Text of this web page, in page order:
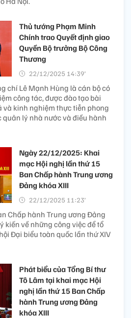
Thủ tướng Phạm Minh
Chính trao Quyết định giao
Quyền Bộ trưởng Bộ Công
Thương
22/12/2025 14:39’
chí Lê Mạnh Hùng là cán bộ có
công tác, được đào tạo bài
và kinh nghiệm thực tiễn phong
quản lý nhà nước và điều hành
Ngày 22/12/2025: Khai
mạc Hội nghị lần thứ 15
Ban Chấp hành Trung ương
Đảng khóa XIII
22/12/2025 11:23’
Chấp hành Trung ương Đảng
kiến về những công việc để tổ
Đại biểu toàn quốc lần thứ XIV
Phát biểu của Tổng Bí thư
Tô Lâm tại khai mạc Hội
nghị lần thứ 15 Ban Chấp
hành Trung ương Đảng
khóa XIII